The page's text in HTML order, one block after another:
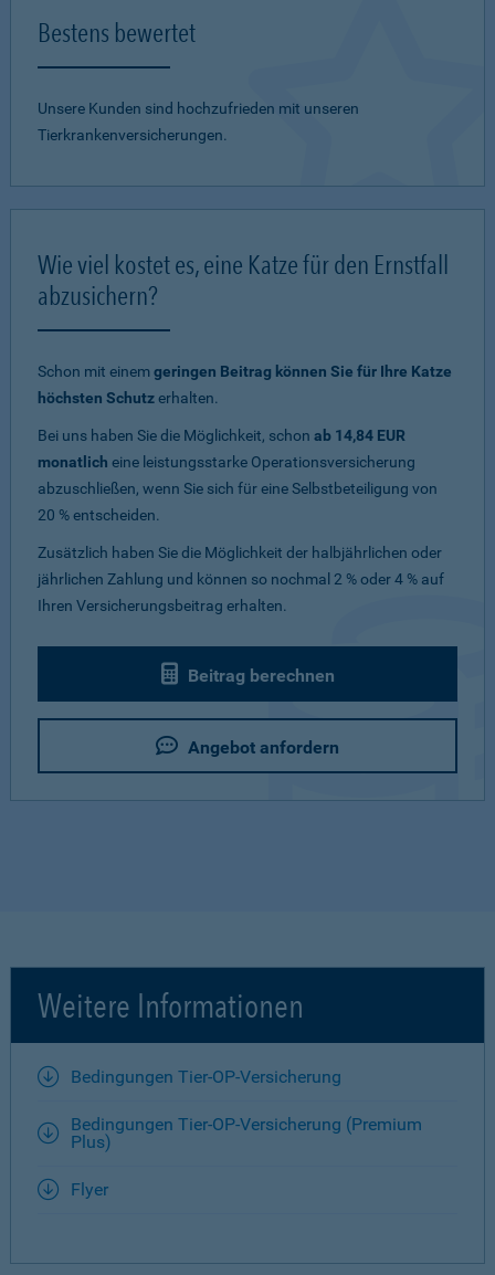
Bestens bewertet
Unsere Kunden sind hochzufrieden mit unseren
Tierkrankenversicherungen.
Wie viel kostet es, eine Katze für den Ernstfall
abzusichern?
Schon mit einemgeringen Beitrag können Sie für Ihre Katze
höchsten Schutzerhalten.
Bei uns haben Sie die Möglichkeit, schon ab 14,84 EUR
monatlich eine leistungsstarke Operationsversicherung
abzuschließen, wenn Sie sich für eine Selbstbeteiligung von
20 % entscheiden.
Zusätzlich haben Sie die Möglichkeit der halbjährlichen oder
jährlichen Zahlung und können so nochmal 2 % oder 4 % auf
Ihren Versicherungsbeitrag erhalten.
Beitrag berechnen
Angebot anfordern
Weitere Informationen
Bedingungen Tier-OP-Versicherung
Bedingungen Tier-OP-Versicherung (Premium
Plus)
Flyer